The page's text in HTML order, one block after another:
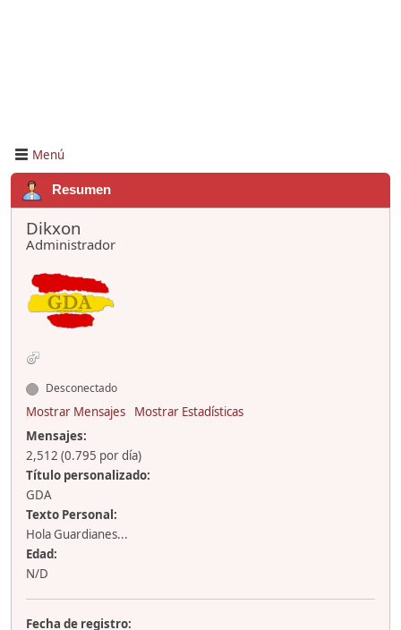
Menú
Resumen
Dikxon
Administrador
Desconectado
Mostrar Mensajes
Mostrar Estadísticas
Mensajes:
2,512 (0.795 por día)
Título personalizado:
GDA
Texto Personal:
Hola Guardianes...
Edad:
N/D
Fecha de registro: